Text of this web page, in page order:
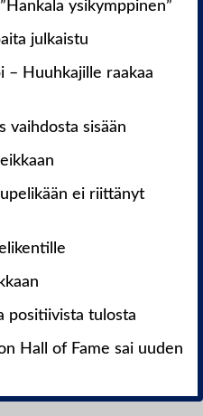
ysikymppinen”
julkaistu
– Huuhkajille raakaa
vaihdosta sisään
ei riittänyt
positiivista tulosta
Hall of Fame sai uuden